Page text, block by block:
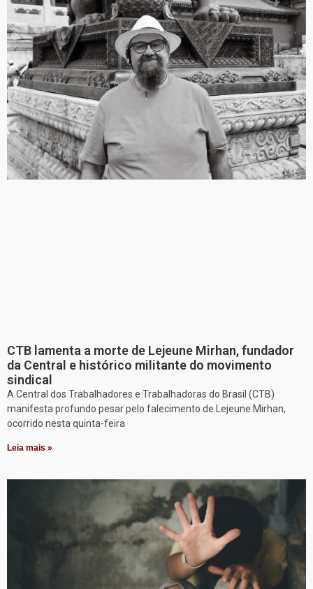
CTB lamenta a morte de Lejeune Mirhan, fundador
da Central e histórico militante do movimento
sindical
A Central dos Trabalhadores e Trabalhadoras do Brasil (CTB)
manifesta profundo pesar pelo falecimento de Lejeune Mirhan,
ocorrido nesta quinta-feira
Leia mais »